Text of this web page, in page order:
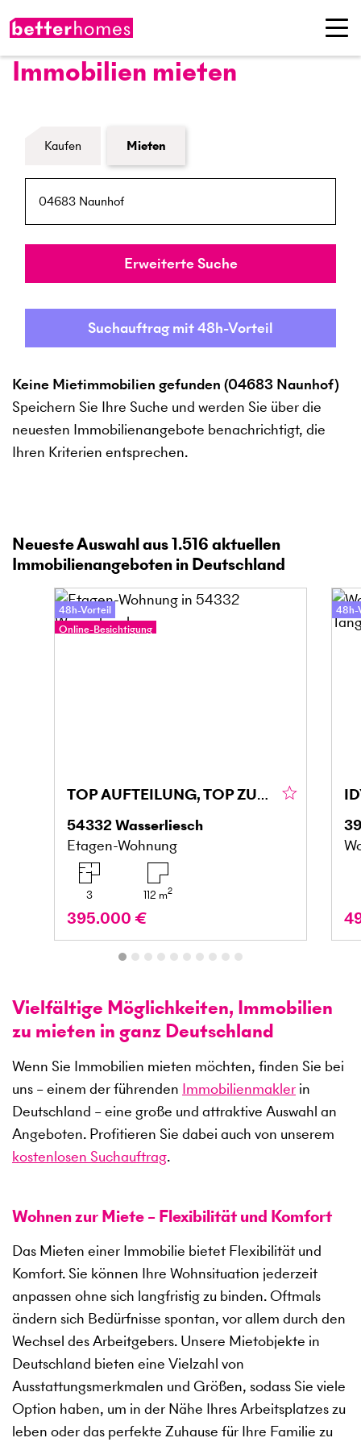
Immobilien mieten
Formular Immobiliensuche
Kaufen Mieten
Umkreis
Erweiterte Suche
Suchauftrag mit 48h-Vorteil
Keine Mietimmobilien gefunden (04683 Naunhof)
Speichern Sie Ihre Suche und werden Sie über die
neuesten Immobilienangebote benachrichtigt, die
Ihren Kriterien entsprechen.
Neueste Auswahl aus1.516aktuellen
Immobilienangeboten in Deutschland
48h-Vorteil
Online-Besichtigung
TOP AUFTEILUNG, TOP ZUSTAND, FAMIELIENFREUNDLICH
54332Wasserliesch
Etagen-Wohnung
3 112 m2
395.000 €
48h-
Vielfältige Möglichkeiten, Immobilien
zu mieten in ganz Deutschland
Wenn Sie Immobilien mieten möchten, finden Sie bei
uns – einem der führenden Immobilienmakler in
Deutschland – eine große und attraktive Auswahl an
Angeboten. Profitieren Sie dabei auch von unserem
kostenlosen Suchauftrag.
Wohnen zur Miete – Flexibilität und Komfort
Das Mieten einer Immobilie bietet Flexibilität und
Komfort. Sie können Ihre Wohnsituation jederzeit
anpassen ohne sich langfristig zu binden. Oftmals
ändern sich Bedürfnisse spontan, vor allem durch den
Wechsel des Arbeitgebers. Unsere Mietobjekte in
Deutschland bieten eine Vielzahl von
Ausstattungsmerkmalen und Größen, sodass Sie viele
Option haben, um in der Nähe Ihres Arbeitsplatzes zu
leben oder das perfekte Zuhause für Ihre Familie zu